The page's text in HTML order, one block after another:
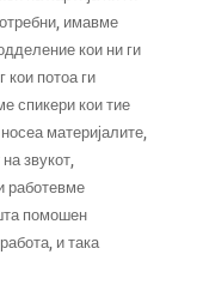
имавме
кои ни ги
кои потоа ги
спикери кои тие
материјалите,
звукот,
работевме
помошен
и така